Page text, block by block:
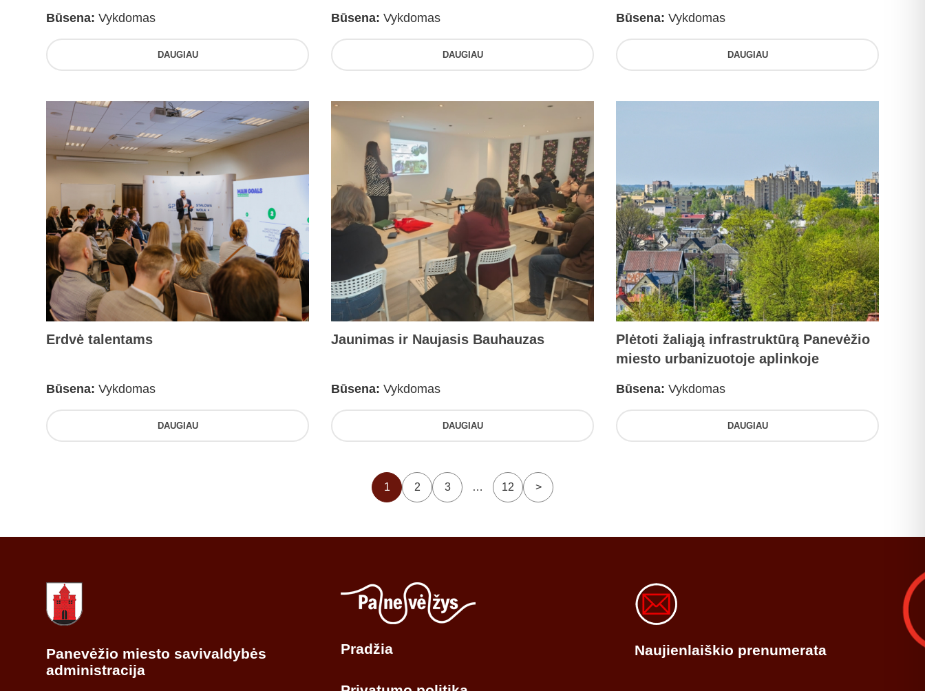
Būsena: Vykdomas
DAUGIAU
Būsena: Vykdomas
DAUGIAU
Būsena: Vykdomas
DAUGIAU
Erdvė talentams
Būsena: Vykdomas
DAUGIAU
Jaunimas ir Naujasis Bauhauzas
Būsena: Vykdomas
DAUGIAU
Plėtoti žaliąją infrastruktūrą Panevėžio
miesto urbanizuotoje aplinkoje
Būsena: Vykdomas
DAUGIAU
1 2 3 … 12 >
Panevėžio miesto savivaldybės
administracija
Pradžia Naujienlaiškio prenumerata